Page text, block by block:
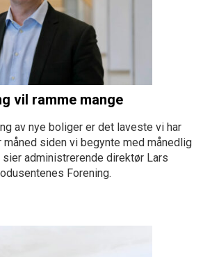
vil ramme mange
av nye boliger er det laveste vi har
siden vi begynte med månedlig
administrerende direktør Lars
Forening.